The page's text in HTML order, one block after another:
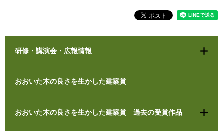
研修・講演会・広報情報
おおいた木の良さを生かした建築賞
おおいた木の良さを生かした建築賞 過去の受賞作品